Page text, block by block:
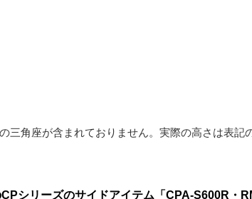
角座が含まれておりません。実際の高さは表記
シリーズのサイドアイテム「CPA-S600R・